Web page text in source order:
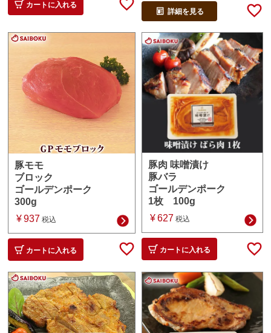
カートに入れる
詳細を見る
豚モモ
ブロック
ゴールデンポーク
300g
¥ 937 税込
カートに入れる
豚肉 味噌漬け
豚バラ
ゴールデンポーク
1枚 100g
¥627 税込
カートに入れる